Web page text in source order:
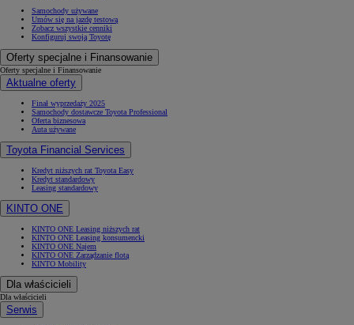
Samochody używane
Umów się na jazdę testową
Zobacz wszystkie cenniki
Konfiguruj swoją Toyotę
Oferty specjalne i Finansowanie
Oferty specjalne i Finansowanie
Aktualne oferty
Finał wyprzedaży 2025
Samochody dostawcze Toyota Professional
Oferta biznesowa
Auta używane
Toyota Financial Services
Kredyt niższych rat Toyota Easy
Kredyt standardowy
Leasing standardowy
KINTO ONE
KINTO ONE Leasing niższych rat
KINTO ONE Leasing konsumencki
KINTO ONE Najem
KINTO ONE Zarządzanie flotą
KINTO Mobility
Dla właścicieli
Dla właścicieli
Serwis